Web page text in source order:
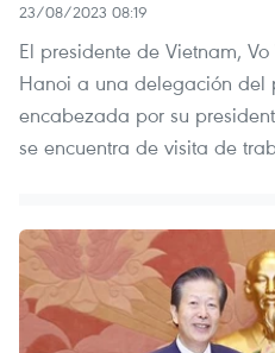
23/08/2023 08:19
El presidente de Vietnam,
Hanoi a una delegación del
encabezada por su
se encuentra de visita de